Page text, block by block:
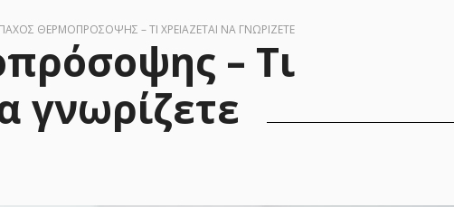
ΠΆΧΟΣ ΘΕΡΜΟΠΡΌΣΟΨΗΣ – ΤΙ ΧΡΕΙΆΖΕΤΑΙ ΝΑ ΓΝΩΡΊΖΕΤΕ
– Τι
γνωρίζετε